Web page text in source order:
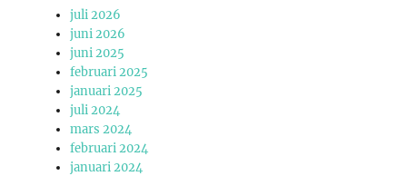
juli 2026
juni 2026
juni 2025
februari 2025
januari 2025
juli 2024
mars 2024
februari 2024
januari 2024